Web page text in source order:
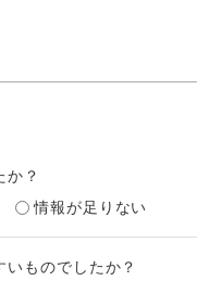
か？
情報が足りない
ものでしたか？